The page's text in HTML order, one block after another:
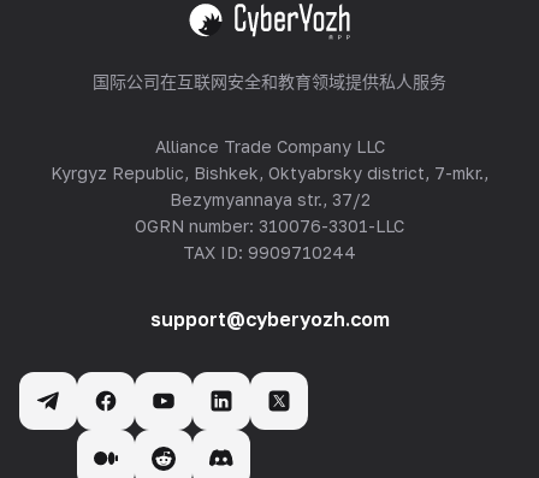
查看全部
国际公司在互联网安全和教育领域提供私人服务
Alliance Trade Company LLC
Kyrgyz Republic, Bishkek, Oktyabrsky district, 7-mkr.,
Bezymyannaya str., 37/2
OGRN number: 310076-3301-LLC
TAX ID: 9909710244
support@cyberyozh.com